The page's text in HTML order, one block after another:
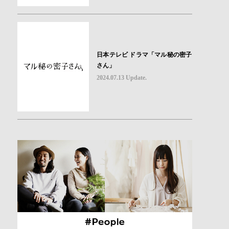
日本テレビ ドラマ「マル秘の密子
さん」
2024.07.13 Update.